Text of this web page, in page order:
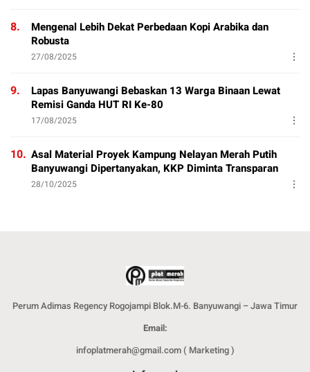
8.
Mengenal Lebih Dekat Perbedaan Kopi Arabika dan
Robusta
27/08/2025
9.
Lapas Banyuwangi Bebaskan 13 Warga Binaan Lewat
Remisi Ganda HUT RI Ke-80
17/08/2025
10. Asal Material Proyek Kampung Nelayan Merah Putih
Banyuwangi Dipertanyakan, KKP Diminta Transparan
28/10/2025
Perum Adimas Regency Rogojampi Blok.M-6. Banyuwangi – Jawa Timur
Email:
infoplatmerah@gmail.com ( Marketing )